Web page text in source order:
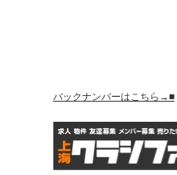
バックナンバーはこちら→■